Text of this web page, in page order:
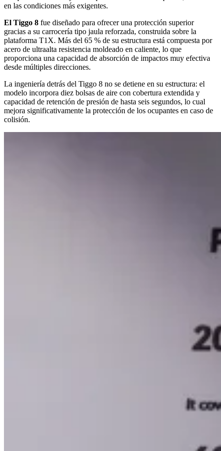
en las condiciones más exigentes.
El Tiggo 8 fue diseñado para ofrecer una protección superior
gracias a su carrocería tipo jaula reforzada, construida sobre la
plataforma T1X. Más del 65 % de su estructura está compuesta por
acero de ultraalta resistencia moldeado en caliente, lo que
proporciona una capacidad de absorción de impactos muy efectiva
desde múltiples direcciones.
La ingeniería detrás del Tiggo 8 no se detiene en su estructura: el
modelo incorpora diez bolsas de aire con cobertura extendida y
capacidad de retención de presión de hasta seis segundos, lo cual
mejora significativamente la protección de los ocupantes en caso de
colisión.